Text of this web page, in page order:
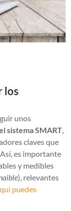
los
unos
sistema SMART,
claves que
es importante
y medibles
), relevantes
puedes